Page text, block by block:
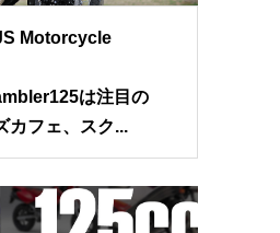
Motorcycle
は注目の
カフェ、スク...